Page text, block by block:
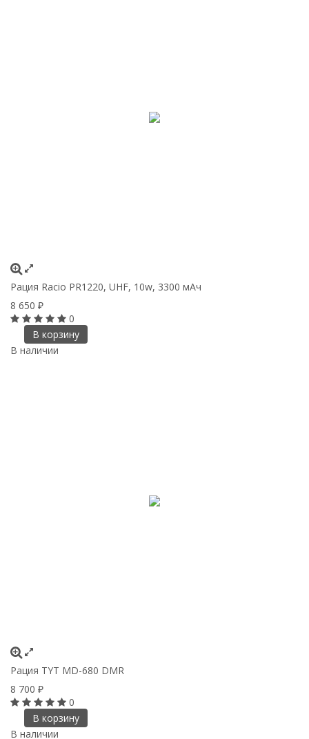
Рация Racio PR1220, UHF, 10w, 3300 мАч
8 650 ₽
0
В корзину
В наличии
Рация TYT MD-680 DMR
8 700 ₽
0
В корзину
В наличии